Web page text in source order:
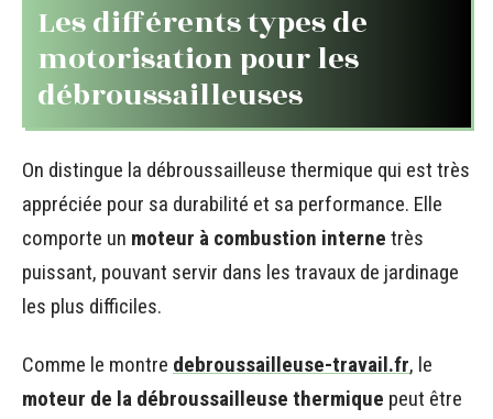
Les différents types de
motorisation pour les
débroussailleuses
On distingue la débroussailleuse thermique qui est très
appréciée pour sa durabilité et sa performance. Elle
comporte un moteur à combustion interne très
puissant, pouvant servir dans les travaux de jardinage
les plus difficiles.
Comme le montre debroussailleuse-travail.fr, le
moteur de la débroussailleuse thermique peut être